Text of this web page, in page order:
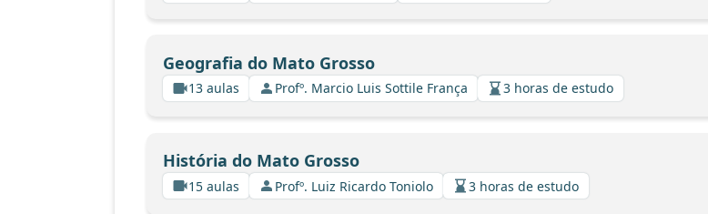
Geografia do Mato Grosso
13 aulas Profº. Marcio Luis Sottile França 3 horas de estudo
História do Mato Grosso
15 aulas Profº. Luiz Ricardo Toniolo 3 horas de estudo